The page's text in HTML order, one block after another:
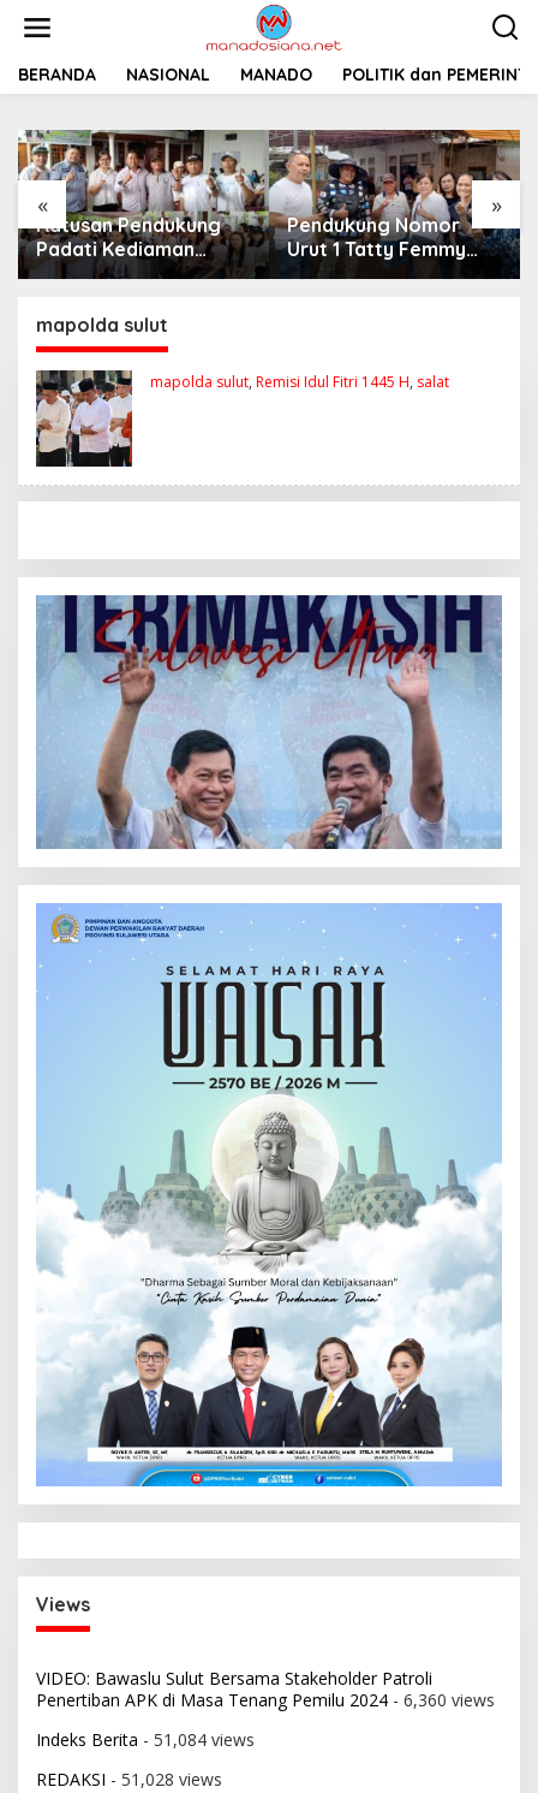
t
BERANDA NASIONAL MANADO POLITIK dan
« »
Pendukung Nomor
Urut 1 Tatty Femmy
Pangkey Berikan
Pemaparan Visi dan
Misi di Desa Waleure
Tatty Femmy Pangkey
dan Irma Asla
Paparkan Visi Misi
mapolda sulut
mapolda sulut, Remisi Idul Fitri 1445 H, salat
Views
VIDEO: Bawaslu Sulut Bersama Stakeholder Patroli
Penertiban APK di Masa Tenang Pemilu 2024 - 6,360 views
Indeks Berita - 51,084 views
REDAKSI - 51,028 views